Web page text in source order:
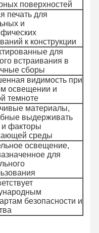
О Нас
поверхностей
печать для
и
к конструкции
для
встраивания в
сборы
видимость при
освещении и
темноте
материалы,
выдерживать
и факторы
среды
освещение,
для
безопасности и